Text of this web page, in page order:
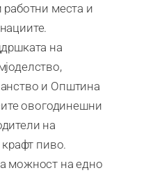
места и
на
и Општина
овогодинешни
на
пиво.
можност на едно